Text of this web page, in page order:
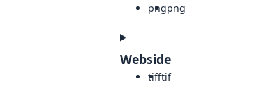
pngpng
Webside
tifftif